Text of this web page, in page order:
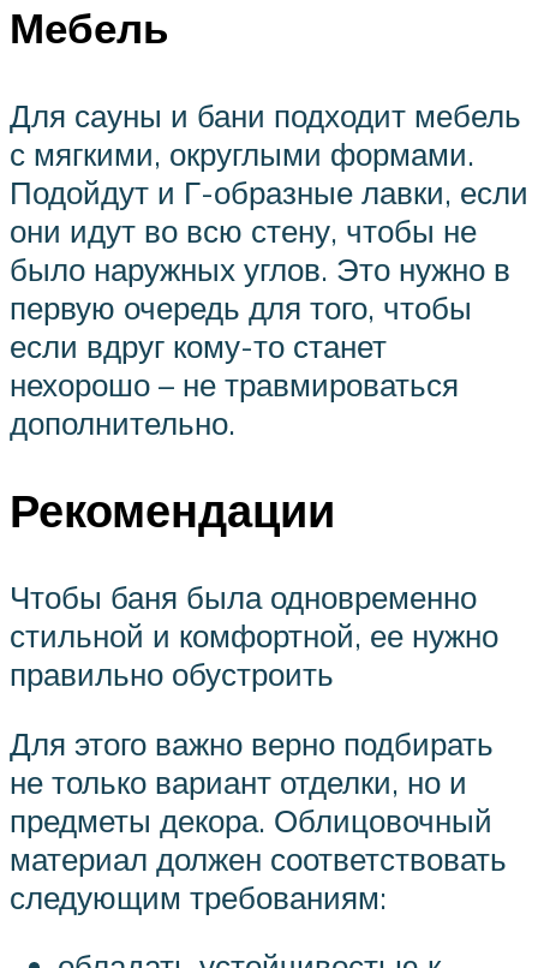
Мебель
Для сауны и бани подходит мебель
с мягкими, округлыми формами.
Подойдут и Г-образные лавки, если
они идут во всю стену, чтобы не
было наружных углов. Это нужно в
первую очередь для того, чтобы
если вдруг кому-то станет
нехорошо – не травмироваться
дополнительно.
Рекомендации
Чтобы баня была одновременно
стильной и комфортной, ее нужно
правильно обустроить
Для этого важно верно подбирать
не только вариант отделки, но и
предметы декора. Облицовочный
материал должен соответствовать
следующим требованиям: